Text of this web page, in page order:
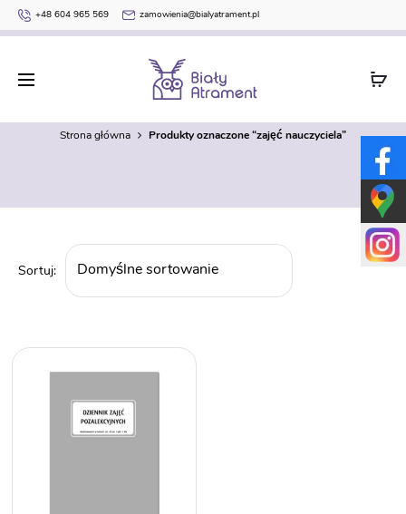
+48 604 965 569 zamowienia@bialyatrament.pl
zajęć nauczyciela
Strona główna Produkty oznaczone “zajęć nauczyciela”